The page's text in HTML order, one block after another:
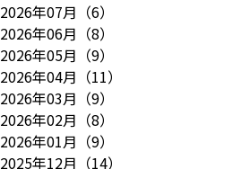
2026年07月 （6）
2026年06月 （8）
2026年05月 （9）
2026年04月 （11）
2026年03月 （9）
2026年02月 （8）
2026年01月 （9）
2025年12月 （14）